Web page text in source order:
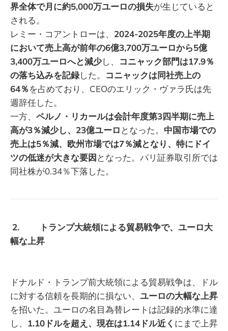
界全体で月に約5,000万ユーロの損失が生じていると
される。
レミー・コアントローは、 2024-2025年度の上半期
において売上高が前年の6億3,700万ユーロから5億
3,400万ユーロへと減少し、 コニャック部門は17.9％
の落ち込みを記録した。 コニャックは同社売上の
64％を占めており、CEOのエリック・ヴァラ氏は先
週辞任した。
一方、 ペルノ・リカールは会計年度第3四半期に売上
高が3％減少し、23億ユーロ となった。 中国市場での
売上は5％減、欧州市場では7％減となり、特にドイ
ツの低迷が大きな要因となった。パリ証券取引所では
同社株が0.34％下落した。
2. トランプ大統領による貿易戦争で、ユーロ大
幅な上昇
ドナルド・トランプ前大統領による貿易戦争は、ドル
に対する信頼を長期的に損ない、 ユーロの大幅な上昇
を招いた。ユーロの名目為替レートは記録的水準に達
し、 1.10ドルを超え、現在は1.14ドル近く にまで上昇